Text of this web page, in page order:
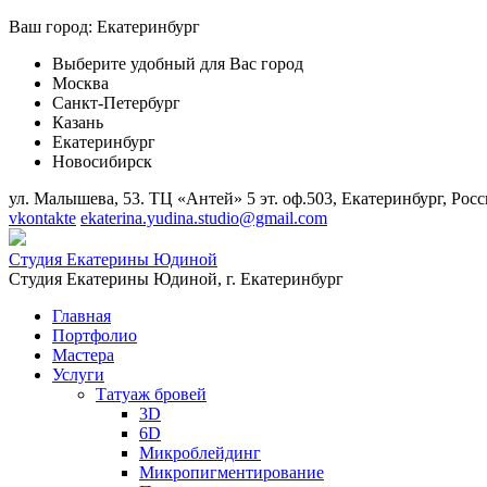
Ваш город: Екатеринбург
Выберите удобный для Вас город
Москва
Санкт-Петербург
Казань
Екатеринбург
Новосибирск
ул. Малышева, 53. ТЦ «Антей» 5 эт. оф.503, Екатеринбург,
vkontakte ekaterina.yudina.studio@gmail.com
Студия Екатерины Юдиной
Студия Екатерины Юдиной, г. Екатеринбург
Главная
Портфолио
Мастера
Услуги
Татуаж бровей
3D
6D
Микроблейдинг
Микропигментирование